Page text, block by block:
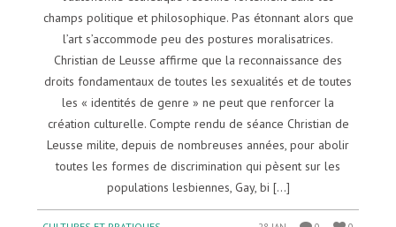
champs politique et philosophique. Pas étonnant alors que
l’art s’accommode peu des postures moralisatrices.
Christian de Leusse affirme que la reconnaissance des
droits fondamentaux de toutes les sexualités et de toutes
les « identités de genre » ne peut que renforcer la
création culturelle. Compte rendu de séance Christian de
Leusse milite, depuis de nombreuses années, pour abolir
toutes les formes de discrimination qui pèsent sur les
populations lesbiennes, Gay, bi [...]